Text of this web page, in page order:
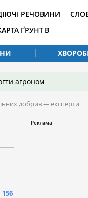
РЕЧОВИНИ
ҐРУНТІВ
агроном
добрив — експерти
—
156